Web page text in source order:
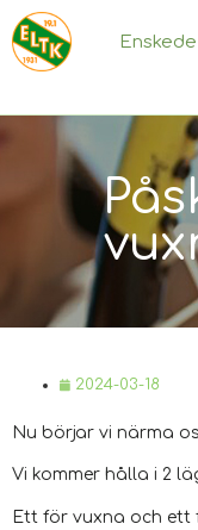
2024-03-18
Nu börjar vi närma
Vi kommer hålla i 2
Ett för vuxna och ett